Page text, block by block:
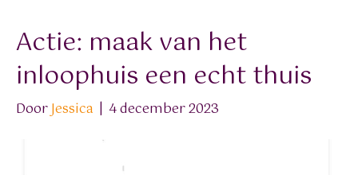
Actie: maak van het
inloophuis een echt thuis
DoorJessica | 4 december 2023